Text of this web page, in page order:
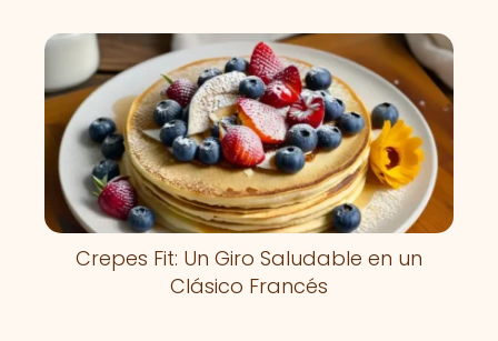
Crepes Fit: Un Giro Saludable en un
Clásico Francés